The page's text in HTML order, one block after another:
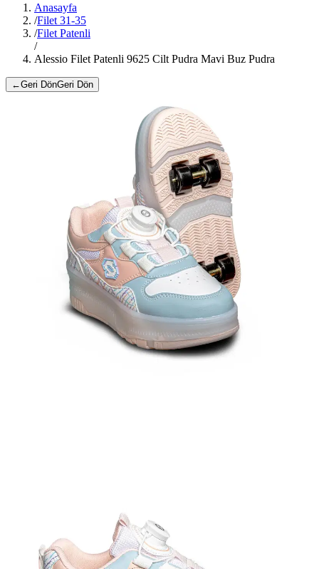
Anasayfa
/Filet 31-35
/Filet Patenli
/
Alessio Filet Patenli 9625 Cilt Pudra Mavi Buz Pudra
←Geri DönGeri Dön